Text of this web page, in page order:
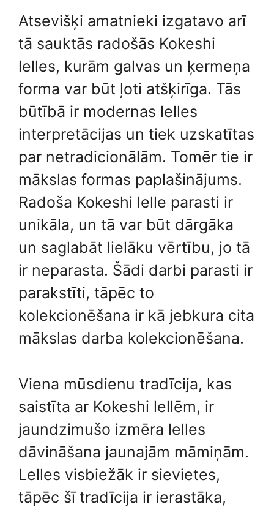
Atsevišķi amatnieki izgatavo arī
tā sauktās radošās Kokeshi
lelles, kurām galvas un ķermeņa
forma var būt ļoti atšķirīga. Tās
būtībā ir modernas lelles
interpretācijas un tiek uzskatītas
par netradicionālām. Tomēr tie ir
mākslas formas paplašinājums.
Radoša Kokeshi lelle parasti ir
unikāla, un tā var būt dārgāka
un saglabāt lielāku vērtību, jo tā
ir neparasta. Šādi darbi parasti ir
parakstīti, tāpēc to
kolekcionēšana ir kā jebkura cita
mākslas darba kolekcionēšana.
Viena mūsdienu tradīcija, kas
saistīta ar Kokeshi lellēm, ir
jaundzimušo izmēra lelles
dāvināšana jaunajām māmiņām.
Lelles visbiežāk ir sievietes,
tāpēc šī tradīcija ir ierastāka,